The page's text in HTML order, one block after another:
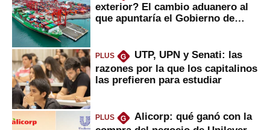
exterior? El cambio aduanero al
que apuntaría el Gobierno de
PLUS G
UTP, UPN y Senati: las
razones por la que los capitalinos
las prefieren para estudiar
PLUS G
Alicorp: qué ganó con la